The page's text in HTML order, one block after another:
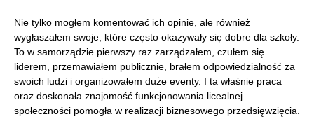
Nie tylko mogłem komentować ich opinie, ale również
wygłaszałem swoje, które często okazywały się dobre dla szkoły.
To w samorządzie pierwszy raz zarządzałem, czułem się
liderem, przemawiałem publicznie, brałem odpowiedzialność za
swoich ludzi i organizowałem duże eventy. I ta właśnie praca
oraz doskonała znajomość funkcjonowania licealnej
społeczności pomogła w realizacji biznesowego przedsięwzięcia.